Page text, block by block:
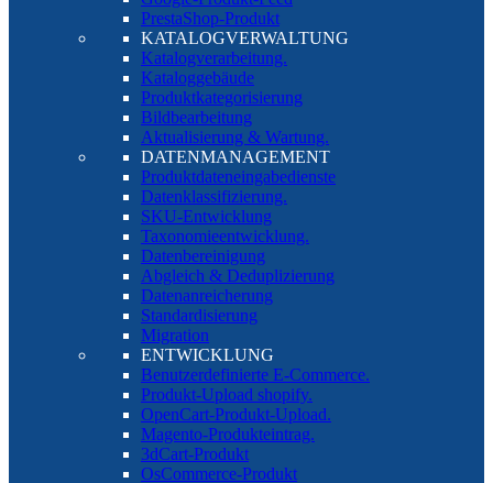
PrestaShop-Produkt
KATALOGVERWALTUNG
Katalogverarbeitung.
Kataloggebäude
Produktkategorisierung
Bildbearbeitung
Aktualisierung & Wartung.
DATENMANAGEMENT
Produktdateneingabedienste
Datenklassifizierung.
SKU-Entwicklung
Taxonomieentwicklung.
Datenbereinigung
Abgleich & Deduplizierung
Datenanreicherung
Standardisierung
Migration
ENTWICKLUNG
Benutzerdefinierte E-Commerce.
Produkt-Upload shopify.
OpenCart-Produkt-Upload.
Magento-Produkteintrag.
3dCart-Produkt
OsCommerce-Produkt